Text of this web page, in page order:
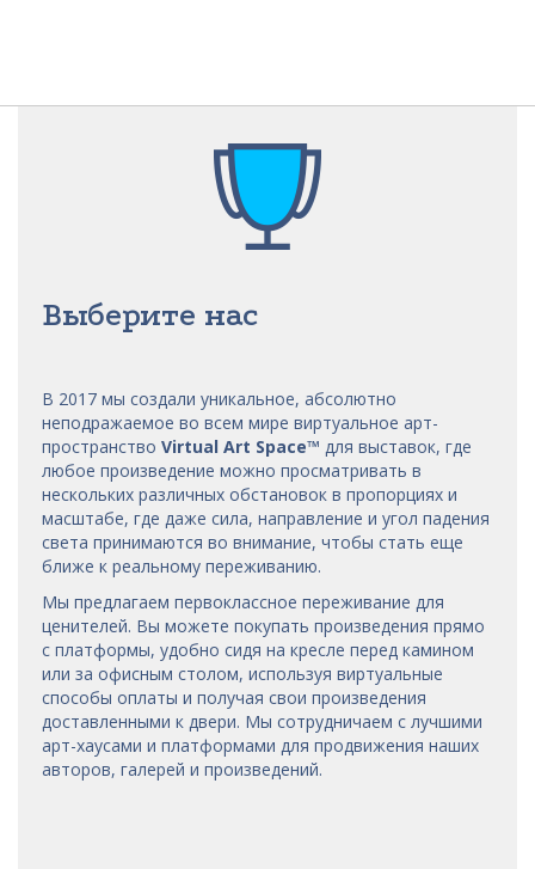
Выберите нас
В 2017 мы создали уникальное, абсолютно
неподражаемое во всем мире виртуальное арт-
пространство Virtual Art Space™ для выставок, где
любое произведение можно просматривать в
нескольких различных обстановок в пропорциях и
масштабе, где даже сила, направление и угол падения
света принимаются во внимание, чтобы стать еще
ближе к реальному переживанию.
Мы предлагаем первоклассное переживание для
ценителей. Вы можете покупать произведения прямо
с платформы, удобно сидя на кресле перед камином
или за офисным столом, используя виртуальные
способы оплаты и получая свои произведения
доставленными к двери. Мы сотрудничаем с лучшими
арт-хаусами и платформами для продвижения наших
авторов, галерей и произведений.